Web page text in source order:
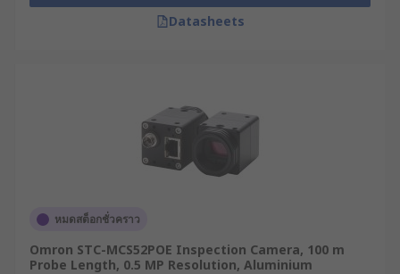
Datasheets
หมดสต็อกชั่วคราว
Omron STC-MCS52POE Inspection Camera, 100 m
Probe Length, 0.5 MP Resolution, Aluminium